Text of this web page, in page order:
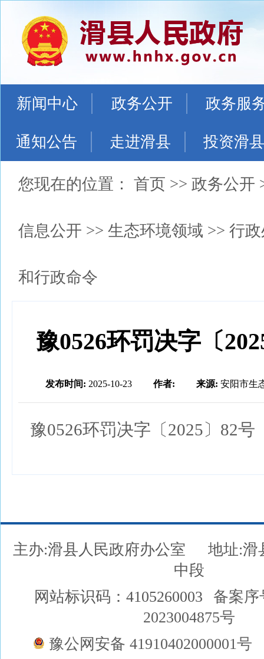
新闻中心 政务公开 政务服
通知公告 走进滑县 投资滑县
您现在的位置： 首页 >> 政务公开
信息公开 >> 生态环境领域 >> 行
和行政命令
豫0526环罚决字〔
发布时间: 2025-10-23 作者: 来源: 安阳市生
豫0526环罚决字〔2025〕82号
主办:滑县人民政府办公室
地址:滑
中段
网站标识码：4105260003
备案序
2023004875号
豫公网安备 41910402000001号